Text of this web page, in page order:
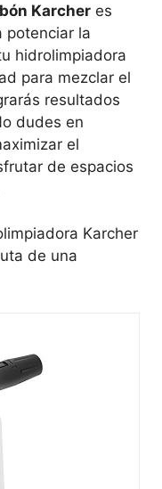
Karcher es
potenciar la
hidrolimpiadora
para mezclar el
resultados
dudes en
el
de espacios
Karcher
de una